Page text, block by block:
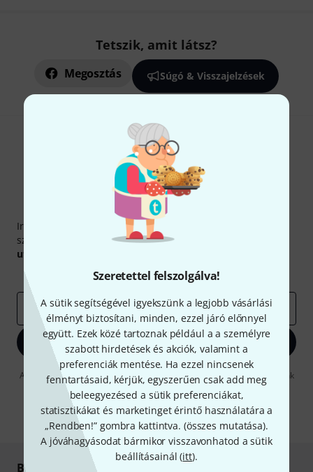
Szeretettel felszolgálva!
A sütik segítségével igyekszünk a legjobb vásárlási
élményt biztosítani, minden, ezzel járó előnnyel
együtt. Ezek közé tartoznak például a a személyre
szabott hirdetések és akciók, valamint a
preferenciák mentése. Ha ezzel nincsenek
fenntartásaid, kérjük, egyszerűen csak add meg
beleegyezésed a sütik preferenciákat,
statisztikákat és marketinget érintő használatára a
„Rendben!” gombra kattintva. (összes mutatása).
A jóváhagyásodat bármikor visszavonhatod a sütik
beállításainál (itt).
Tetszik, amit látsz?
Megosztás Súgó & Visszajelzések
Thomann hírlevél
Iratkozz fel a Thomann angol nyelvű hírlevelére, és kis
szerencsével megnyerheted a50egyenként
utalvány
Inspiráló gondolatok
Akciók
e-mail cím*
Bejelentkezés
A "Bejelentkezés" gombra kattintva elfogadja, hogy e-mailben küldjünk
önnek hirdetéseket. Bármikor leiratkozhat erről. A hírlevélről további
információkat azdata protection guideline-ben talál.
* Kitöltés kötelező
Biztonságos vásárlás és fizetés